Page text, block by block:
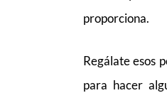
proporciona.
Regálate esos
para hacer